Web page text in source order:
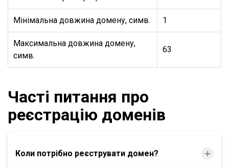
Мінімальна довжина домену, симв. 1
Максимальна довжина домену,
симв.
63
Часті питання про
реєстрацію доменів
Коли потрібно реєструвати домен?